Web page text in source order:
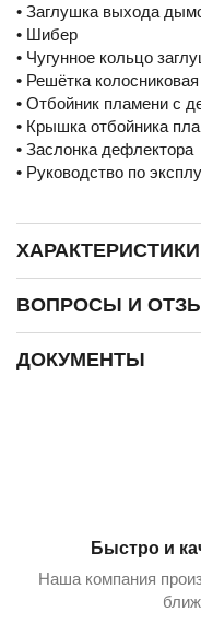
• Заглушка выхода
• Шибер
• Чугунное кольцо
• Решётка колосниковая
• Отбойник пламени с
• Крышка отбойника
• Заслонка дефлектора
• Руководство по
ХАРАКТЕРИСТИКИ
ВОПРОСЫ И
ДОКУМЕНТЫ
Быстро и
Наша компания